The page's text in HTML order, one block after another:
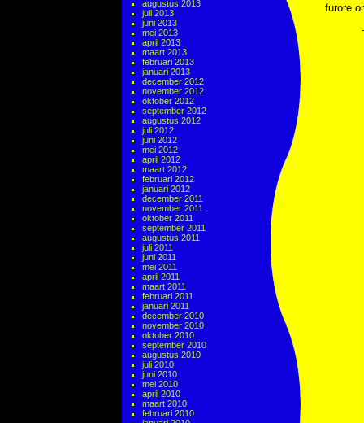
augustus 2013
juli 2013
juni 2013
mei 2013
april 2013
maart 2013
februari 2013
januari 2013
december 2012
november 2012
oktober 2012
september 2012
augustus 2012
juli 2012
juni 2012
mei 2012
april 2012
maart 2012
februari 2012
januari 2012
december 2011
november 2011
oktober 2011
september 2011
augustus 2011
juli 2011
juni 2011
mei 2011
april 2011
maart 2011
februari 2011
januari 2011
december 2010
november 2010
oktober 2010
september 2010
augustus 2010
juli 2010
juni 2010
mei 2010
april 2010
maart 2010
februari 2010
furore